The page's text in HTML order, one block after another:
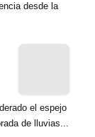
desde la
el espejo
de lluvias...